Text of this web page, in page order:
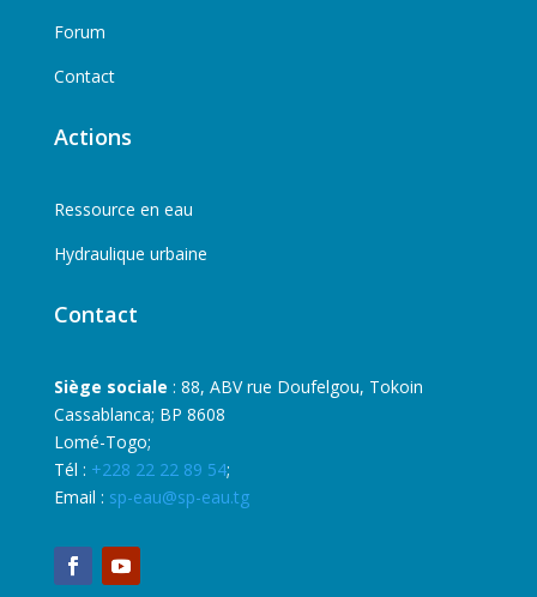
Forum
Contact
Actions
Ressource en eau
Hydraulique urbaine
Contact
Siège sociale : 88, ABV rue Doufelgou, Tokoin
Cassablanca; BP 8608
Lomé-Togo;
Tél : +228 22 22 89 54;
Email : sp-eau@sp-eau.tg